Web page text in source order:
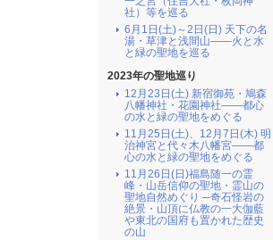
社）等を巡る
6月1日(土)～2日(日) 天下の名
湯・草津と浅間山――火と水
と緑の聖地を巡る
2023年の聖地巡り
12月23日(土) 新宿御苑・鳩森
八幡神社・花園神社――都心
の水と緑の聖地をめぐる
11月25日(土)、12月7日(木) 明
治神宮と代々木八幡宮――都
心の水と緑の聖地をめぐる
11月26日(日)福島随一の霊
峰・山岳信仰の聖地・霊山の
聖地自然めぐり ─奇石怪岩の
絶景・山頂に仏教の一大伽藍
や東北の国府も置かれた歴史
の山